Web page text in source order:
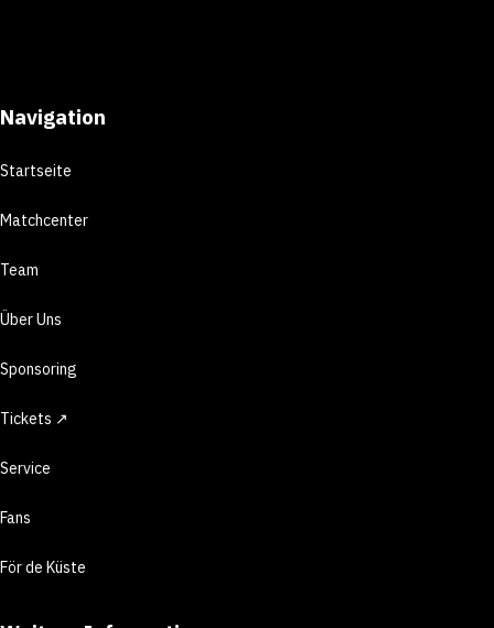
Navigation
Startseite
Matchcenter
Team
Über Uns
Sponsoring
Tickets ↗
Service
Fans
För de Küste